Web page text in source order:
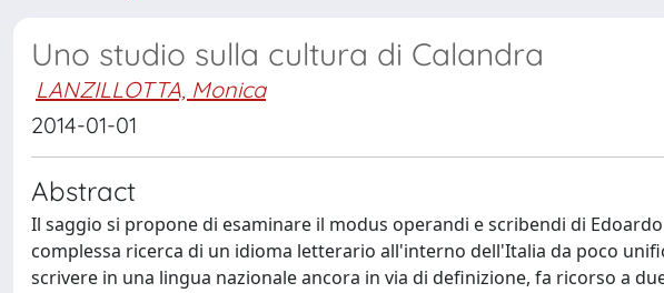
Uno studio sulla cultura di Calandra
LANZILLOTTA, Monica
2014-01-01
Abstract
Il saggio si propone di esaminare il modus operandi e scribendi di
complessa ricerca di un idioma letterario all'interno dell'Italia da poco
scrivere in una lingua nazionale ancora in via di definizione, fa ricorso a